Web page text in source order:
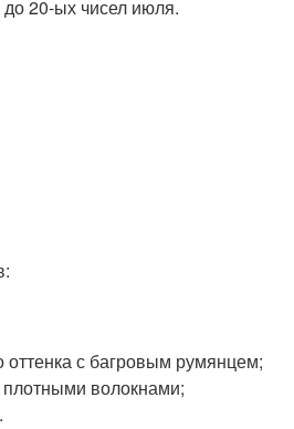
20-ых чисел июля.
оттенка с багровым румянцем;
плотными волокнами;